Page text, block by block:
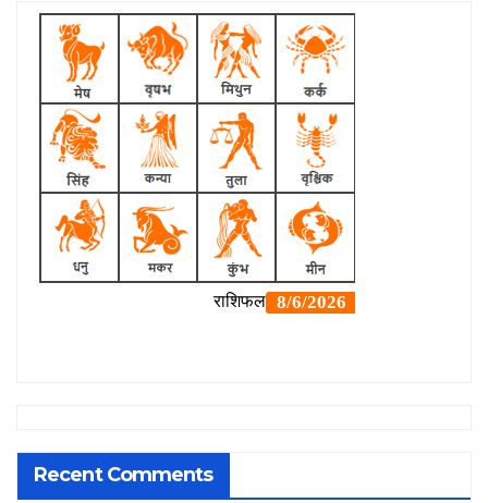
Recent Comments